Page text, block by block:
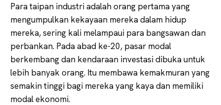
Para taipan industri adalah orang pertama yang
mengumpulkan kekayaan mereka dalam hidup
mereka, sering kali melampaui para bangsawan dan
perbankan. Pada abad ke-20, pasar modal
berkembang dan kendaraan investasi dibuka untuk
lebih banyak orang. Itu membawa kemakmuran yang
semakin tinggi bagi mereka yang kaya dan memiliki
modal ekonomi.